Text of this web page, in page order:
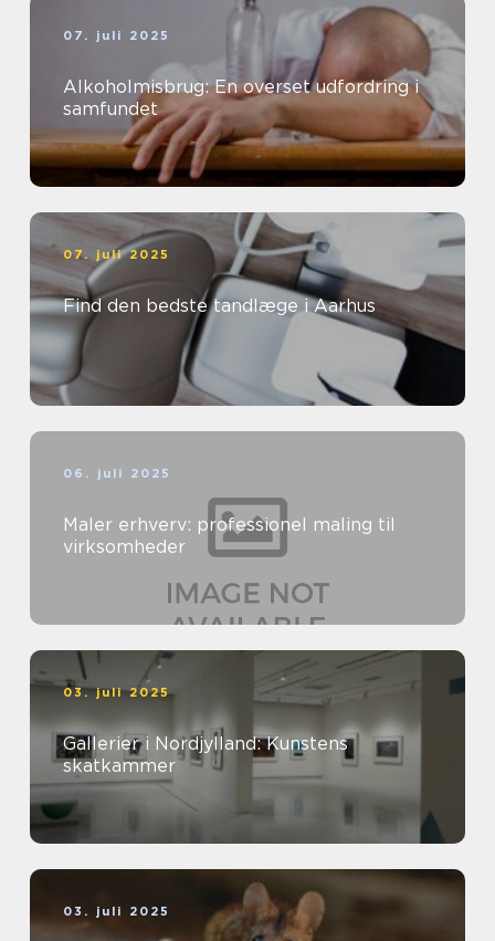
07. juli 2025
Alkoholmisbrug: En overset udfordring i
samfundet
07. juli 2025
Find den bedste tandlæge i Aarhus
06. juli 2025
Maler erhverv: professionel maling til
virksomheder
03. juli 2025
Gallerier i Nordjylland: Kunstens
skatkammer
03. juli 2025